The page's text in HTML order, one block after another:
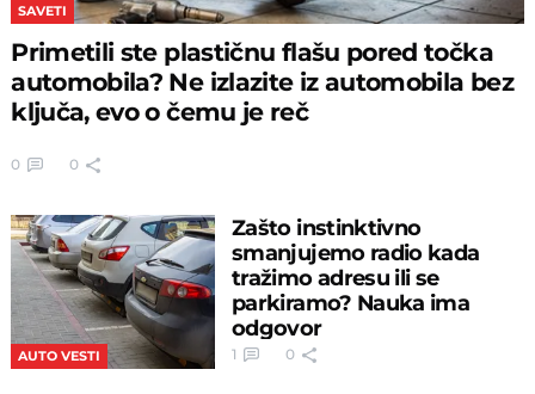
SAVETI
Primetili ste plastičnu flašu pored točka
automobila? Ne izlazite iz automobila bez
ključa, evo o čemu je reč
0 0
AUTO VESTI
Zašto instinktivno
smanjujemo radio kada
tražimo adresu ili se
parkiramo? Nauka ima
odgovor
1 0